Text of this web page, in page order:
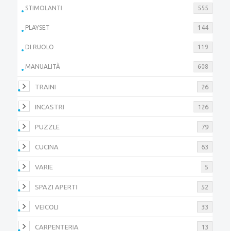
STIMOLANTI 555
PLAYSET 144
DI RUOLO 119
MANUALITÀ 608
TRAINI 26
INCASTRI 126
PUZZLE 79
CUCINA 63
VARIE 5
SPAZI APERTI 52
VEICOLI 33
CARPENTERIA 13